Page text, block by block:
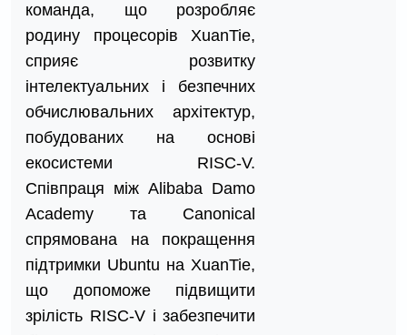
команда, що розробляє
родину процесорів XuanTie,
сприяє розвитку
інтелектуальних і безпечних
обчислювальних архітектур,
побудованих на основі
екосистеми RISC-V.
Співпраця між Alibaba Damo
Academy та Canonical
спрямована на покращення
підтримки Ubuntu на XuanTie,
що допоможе підвищити
зрілість RISC-V і забезпечити